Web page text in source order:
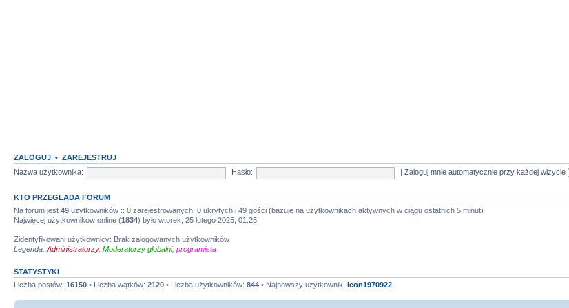
ZALOGUJ • ZAREJESTRUJ
Nazwa użytkownika:
Hasło: |Zaloguj mnie automatycznie przy każdej wizycie
KTO PRZEGLĄDA FORUM
Na forum jest 49 użytkowników :: 0 zarejestrowanych, 0 ukrytych i 49 gości (bazuje na użytkownikach aktywnych w ciągu ostatnich 5 minut)
Najwięcej użytkowników online (1834) było wtorek, 25 lutego 2025, 01:25
Zidentyfikowani użytkownicy: Brak zalogowanych użytkowników
Legenda: Administratorzy, Moderatorzy globalni, programista
STATYSTYKI
Liczba postów: 16150 • Liczba wątków: 2120 • Liczba użytkowników: 844 • Najnowszy użytkownik: leon1970922